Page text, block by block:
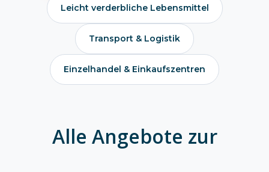
Leicht verderbliche Lebensmittel
Transport & Logistik
Einzelhandel & Einkaufszentren
Alle Angebote zur